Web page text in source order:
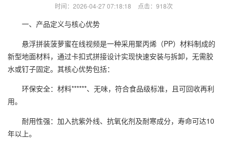
时间：2026-04-27 07:18:18 点击：918次
一、产品定义与核心优势
悬浮拼装菠萝蜜在线视频是一种采用聚丙烯（PP）材料制成的
新型地面材料，通过卡扣式拼接设计实现快速安装与拆卸，无需胶
水或钉子固定。其核心优势包括：
环保安全：材料******、无味，符合食品级标准，且可回收再利
用。
耐用性强：加入抗紫外线、抗氧化剂及耐寒成分，寿命可达10
年以上。